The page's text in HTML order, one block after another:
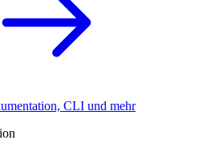
CLI und mehr